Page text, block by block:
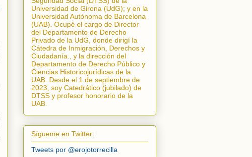
Universidad de Girona (UdG); y en la
Universidad Autónoma de Barcelona
(UAB). Ocupé el cargo de Director
del Departamento de Derecho
Privado de la UdG, donde dirigí la
Cátedra de Inmigración, Derechos y
Ciudadanía.
, y la dirección del
Departamento de Derecho Público y
Ciencias Historicojurídicas de la
UAB. Desde el 1 de septiembre de
2023, soy Catedrático (jubilado) de
DTSS y profesor honorario de la
UAB.
Sígueme en Twitter:
Tweets por @erojotorrecilla